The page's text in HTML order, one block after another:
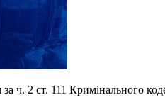
ч. 2 ст. 111 Кримінального